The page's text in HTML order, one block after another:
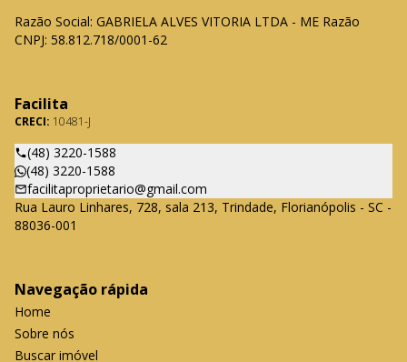
Razão Social: GABRIELA ALVES VITORIA LTDA - ME Razão
CNPJ: 58.812.718/0001-62
Facilita
CRECI: 10481-J
(48) 3220-1588
(48) 3220-1588
facilitaproprietario@gmail.com
Rua Lauro Linhares, 728, sala 213, Trindade, Florianópolis - SC -
88036-001
Navegação rápida
Home
Sobre nós
Buscar imóvel